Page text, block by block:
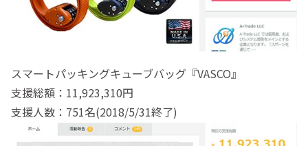
スマートパッキングキューブバッグ『VASCO』
支援総額：11,923,310円
支援人数：751名(2018/5/31終了)